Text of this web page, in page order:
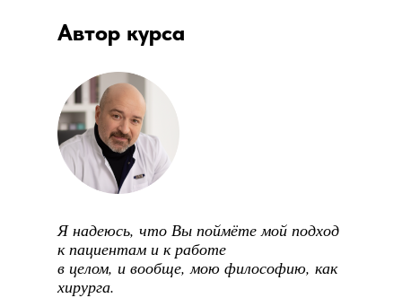
Я надеюсь, что Вы поймёте мой подход
к пациентам и к работе
в целом, и вообще, мою философию, как
хирурга.
Автор курса